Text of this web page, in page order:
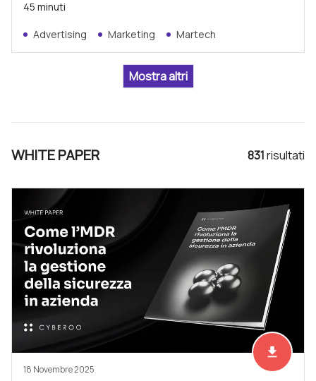
45 minuti
Advertising Marketing Martech
WHITE PAPER 831risultati
Scarica
file_download
18 Novembre 2025